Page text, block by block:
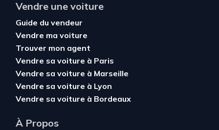
Vendre une voiture
Guide du vendeur
Vendre ma voiture
Trouver mon agent
Vendre sa voiture à Paris
Vendre sa voiture à Marseille
Vendre sa voiture à Lyon
Vendre sa voiture à Bordeaux
À Propos